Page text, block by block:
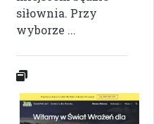
siłownia. Przy
wyborze ...